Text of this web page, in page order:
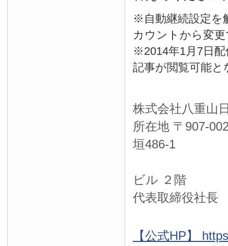
※自動継続設定を
カウントから変
※2014年1月7日
記事が閲覧可能
株式会社八重山
所在地 〒 907-
垣486-1
ビル ２階
代表取締役社
【公式HP】